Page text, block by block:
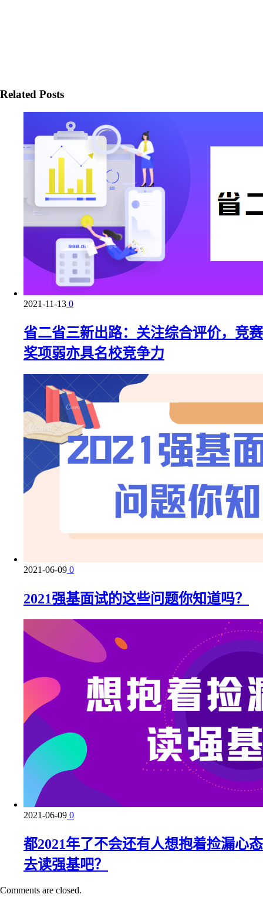
Related Posts
2021-11-13 0
省二省三新出路：关注综合评价，竞赛
奖项弱亦具名校竞争力
2021-06-09 0
2021强基面试的这些问题你知道吗？
2021-06-09 0
都2021年了不会还有人想抱着捡漏心态
去读强基吧？
Comments are closed.